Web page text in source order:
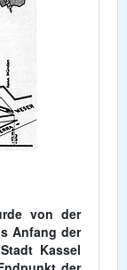
von der
Anfang der
Kassel